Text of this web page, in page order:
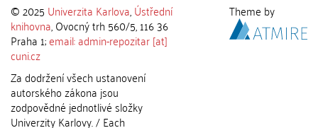
© 2025 Univerzita Karlova,Ústřední
knihovna, Ovocný trh 560/5, 116 36
Praha 1;email: admin-repozitar [at]
cuni.cz
Za dodržení všech ustanovení
autorského zákona jsou
zodpovědné jednotlivé složky
Univerzity Karlovy. / Each
Theme by